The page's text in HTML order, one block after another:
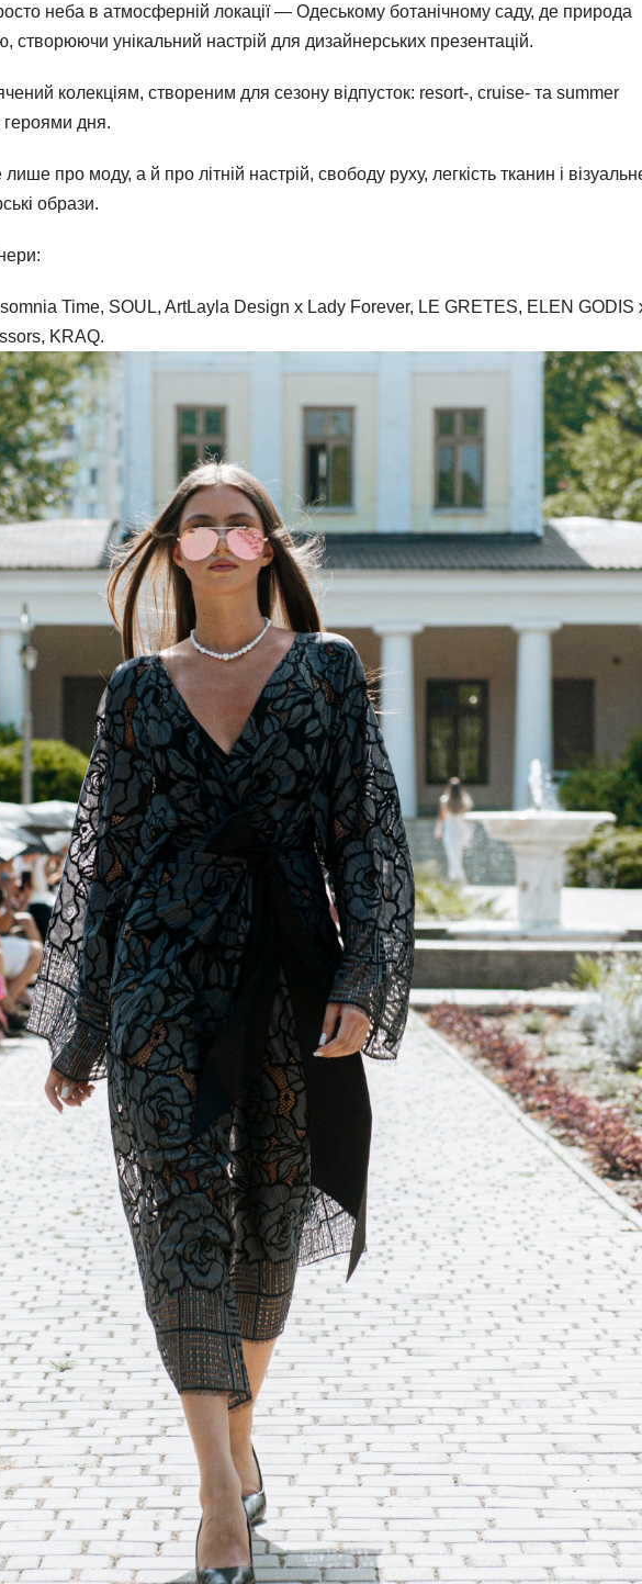
неба в атмосферній локації — Одеському ботанічному саду, де природа
створюючи унікальний настрій для дизайнерських презентацій.
колекціям, створеним для сезону відпусток: resort-, cruise- та summer
героями дня.
про моду, а й про літній настрій, свободу руху, легкість тканин і
образи.
Time, SOUL, ArtLayla Design х Lady Forever, LE GRETES, ELEN GODIS
KRAQ.